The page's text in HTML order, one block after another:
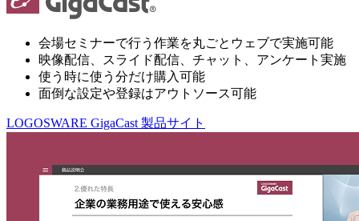
会場セミナーで行う作業を丸ごとウェブで実施可能
映像配信、スライド配信、チャット、アンケート実施
使う時に使う分だけ購入可能
面倒な設定や登録はアウトソース可能
LOGOSWARE GigaCast 製品サイト